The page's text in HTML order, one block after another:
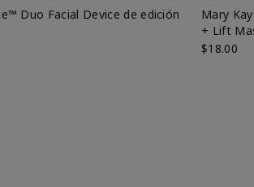
Duo Facial Device de edición
Mary
+ Lift
$18.00